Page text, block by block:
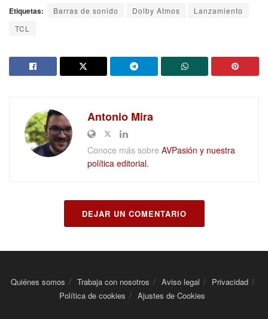
Etiquetas: Barras de sonido Dolby Atmos
Lanzamiento
TCL
Antonio Mira
Conoce más sobre AVPasión y nuestra
política editorial.
DEJAR UN COMENTARIO
Quiénes somos Trabaja con nosotros Aviso legal
Privacidad
Política de cookies
Ajustes de Cookies